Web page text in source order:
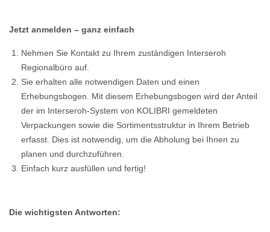
Jetzt anmelden – ganz einfach
Nehmen Sie Kontakt zu Ihrem zuständigen Interseroh
Regionalbüro auf.
Sie erhalten alle notwendigen Daten und einen
Erhebungsbogen. Mit diesem Erhebungsbogen wird der Anteil
der im Interseroh-System von KOLIBRI gemeldeten
Verpackungen sowie die Sortimentsstruktur in Ihrem Betrieb
erfasst. Dies ist notwendig, um die Abholung bei Ihnen zu
planen und durchzuführen.
Einfach kurz ausfüllen und fertig!
Die wichtigsten Antworten: